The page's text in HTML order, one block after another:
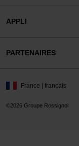
APPLI
PARTENAIRES
©2026 Groupe Rossignol
France | français